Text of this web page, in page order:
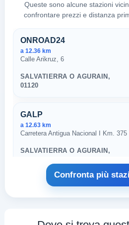
Queste sono alcune stazioni
confrontare prezzi e distanza
Stazioni vicine a
ONROAD24
a 12.36 km
Calle Arikruz, 6
SALVATIERRA O AGURAIN,
01120
GALP
a 12.63 km
Carretera Antigua Nacional I Km. 375
SALVATIERRA O AGURAIN,
ORHELA
a 12.68 km
Confronta più